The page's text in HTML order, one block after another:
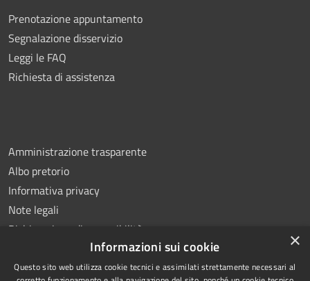
Prenotazione appuntamento
Segnalazione disservizio
Leggi le FAQ
Richiesta di assistenza
Amministrazione trasparente
Albo pretorio
Informativa privacy
Note legali
Dichiarazione di accessibilità
×
Informazioni sui cookie
Questo sito web utilizza cookie tecnici e assimilati strettamente necessari al